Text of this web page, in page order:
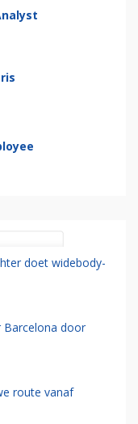
doet widebody-
Barcelona door
route vanaf